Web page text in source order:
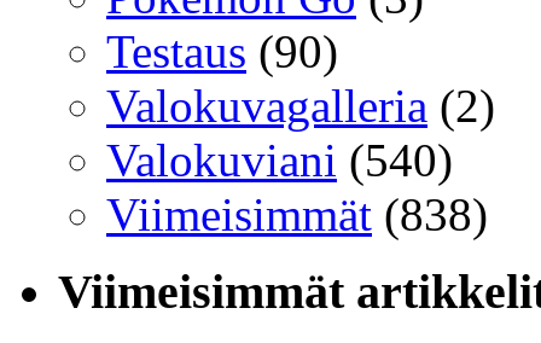
Testaus (90)
Valokuvagalleria (2)
Valokuviani (540)
Viimeisimmät (838)
Viimeisimmät